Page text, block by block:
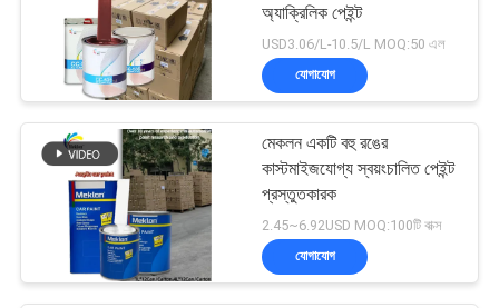
অ্যাক্রিলিক পেইন্ট
USD3.06/L-10.5/L MOQ:50 এল
যোগাযোগ
মেকলন একটি বহু রঙের
কাস্টমাইজযোগ্য স্বয়ংচালিত পেইন্ট
প্রস্তুতকারক
2.45~6.92USD MOQ:100টি বাক্স
যোগাযোগ